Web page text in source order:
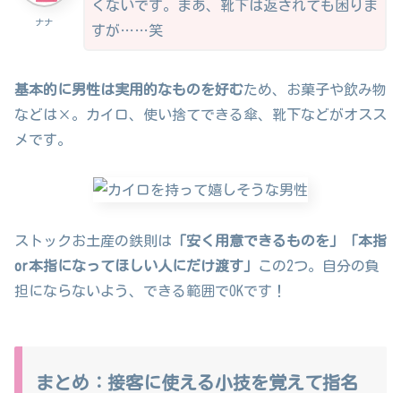
ナナ
くないです。まあ、靴下は返されても困りま
すが……笑
基本的に男性は実用的なものを好むため、お菓子や飲み物
などは×。カイロ、使い捨てできる傘、靴下などがオスス
メです。
ストックお土産の鉄則は 「安く用意できるものを」「本指
or本指になってほしい人にだけ渡す」
この2つ。自分の負
担にならないよう、できる範囲でOKです！
まとめ：接客に使える小技を覚えて指名